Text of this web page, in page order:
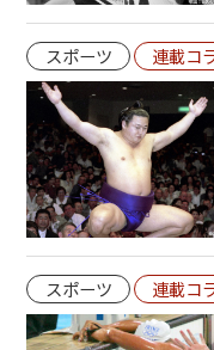
スポーツ 連載コ
スポーツ 連載コ